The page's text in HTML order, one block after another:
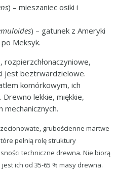
) – mieszaniec osiki i
) – gatunek z Ameryki
Meksyk.
jest beztrwardzielowe.
komórkowym, ich
lekkie, miękkie,
mechanicznych.
grubościenne martwe
pełnią rolę struktury
techniczne drewna. Nie biorą
ich od 35-65 % masy drewna.